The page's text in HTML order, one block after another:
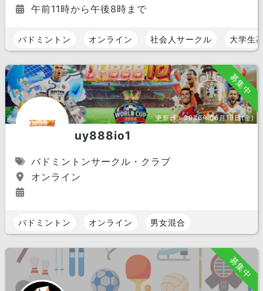
午前11時から午後8時まで
バドミントン オンライン 社会人サークル 大学生
募集中
更新日：2026年06月19日(金)
uy888io1
バドミントンサークル・クラブ
オンライン
バドミントン オンライン 男女混合
募集中